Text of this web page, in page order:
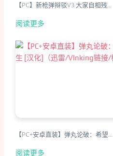
【PC】新枪弹辩驳V3 大家自相残…
阅读更多
【PC+安卓直装】弹丸论破：希望…
阅读更多